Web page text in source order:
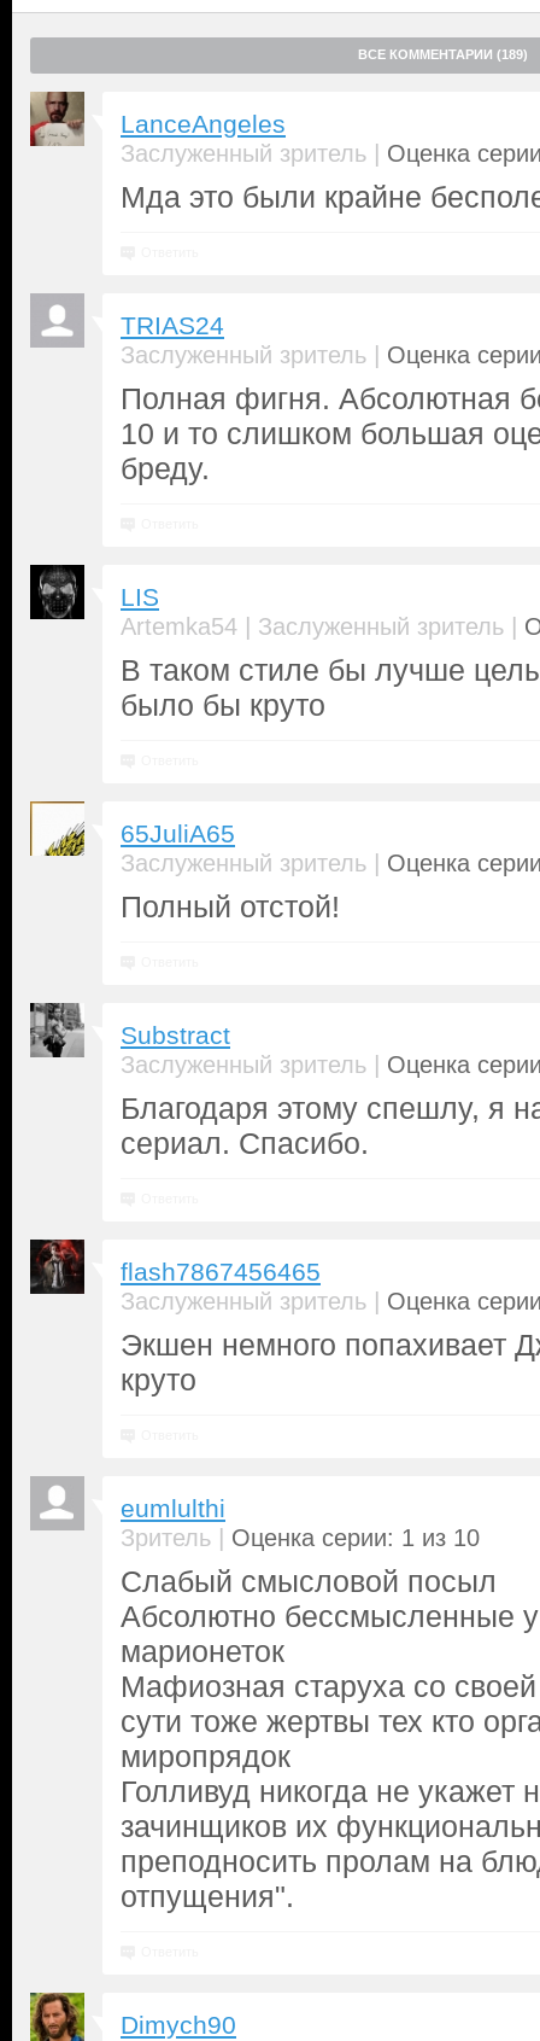
ВСЕ КОММЕНТАРИИ (189)
LanceAngeles
Заслуженный зритель | Оценка
Мда это были крайне
TRIAS24
Заслуженный зритель | Оценка
Полная фигня. Абсолютная
10 и то слишком большая
бреду.
LIS
Artemka54 | Заслуженный зритель |
В таком стиле бы лучше
было бы круто
65JuliA65
Заслуженный зритель | Оценка
Полный отстой!
Substract
Заслуженный зритель | Оценка
Благодаря этому спешлу, я
сериал. Спасибо.
flash7867456465
Заслуженный зритель | Оценка
Экшен немного попахивает
круто
eumlulthi
Зритель | Оценка серии: 1 из 10
Слабый смысловой посыл
Абсолютно бессмысленные
марионеток
Мафиозная старуха со
сути тоже жертвы тех кто
миропрядок
Голливуд никогда не укажет
зачинщиков их
преподносить пролам на
отпущения".
Dimych90